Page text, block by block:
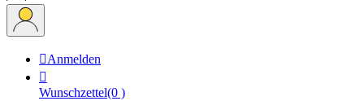
Anmelden

Wunschzettel(0 )